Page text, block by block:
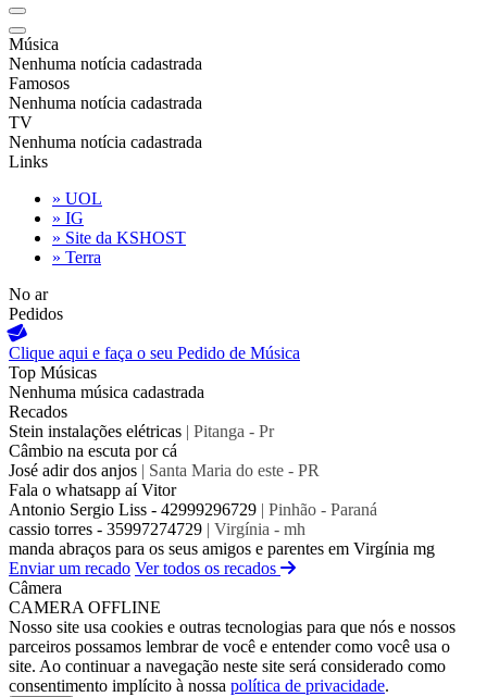
Música
Nenhuma notícia cadastrada
Famosos
Nenhuma notícia cadastrada
TV
Nenhuma notícia cadastrada
Links
» UOL
» IG
» Site da KSHOST
» Terra
No ar
Pedidos
Clique aqui e faça o seu Pedido de Música
Top Músicas
Nenhuma música cadastrada
Recados
Stein instalações elétricas | Pitanga - Pr
Câmbio na escuta por cá
José adir dos anjos | Santa Maria do este - PR
Fala o whatsapp aí Vitor
Antonio Sergio Liss - 42999296729 | Pinhão - Paraná
cassio torres - 35997274729 | Virgínia - mh
manda abraços para os seus amigos e parentes em Virgínia mg
Enviar um recado Ver todos os recados
Câmera
CAMERA OFFLINE
Nosso site usa cookies e outras tecnologias para que nós e nossos
parceiros possamos lembrar de você e entender como você usa o
site. Ao continuar a navegação neste site será considerado como
consentimento implícito à nossa política de privacidade.